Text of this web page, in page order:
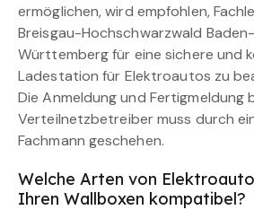
ermöglichen, wird empfohlen,
Breisgau-Hochschwarzwald Baden-
Württemberg für eine sichere und
Ladestation für Elektroautos zu
Die Anmeldung und Fertigmeldung
Verteilnetzbetreiber muss durch
Fachmann geschehen.
Welche Arten von
Ihren Wallboxen kompatibel?